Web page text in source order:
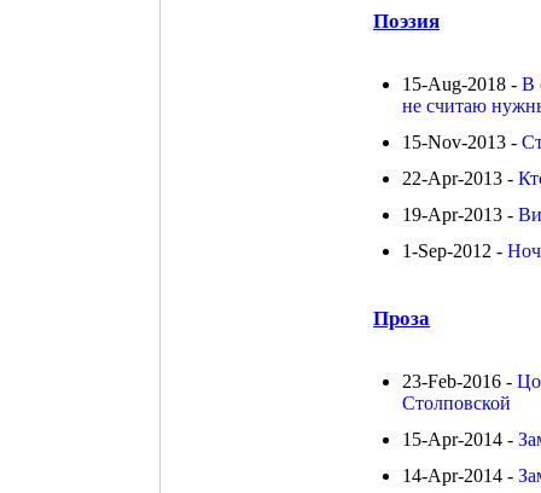
Поэзия
15-Aug-2018 - В
не считаю
15-Nov-2013 -
22-Apr-2013 -
19-Apr-2013 -
1-Sep-2012 -
Проза
23-Feb-2016 -
Столповской
15-Apr-2014 -
14-Apr-2014 -